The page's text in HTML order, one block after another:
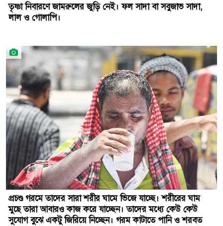
তৃষ্ণা নিবারণে জামরুলের জুড়ি নেই। ফল সাদা বা সবুজাভ সাদা,
লাল ও গোলাপি।
প্রচণ্ড গরমে তাদের সারা শরীর ঘামে ভিজে যাচ্ছে। শরীরের ঘাম
মুছে তারা আবারও কাজ করে যাচ্ছেন। তাদের মধ্যে কেউ কেউ
সুযোগ বুঝে একটু জিরিয়ে নিচ্ছেন। গরম কাটাতে পানি ও শরবত